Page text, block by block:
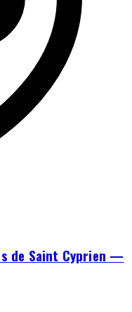
de Saint Cyprien —